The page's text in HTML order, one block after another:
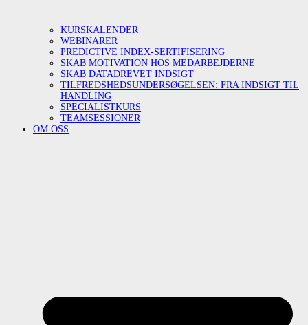
KURSKALENDER
WEBINARER
PREDICTIVE INDEX-SERTIFISERING
SKAB MOTIVATION HOS MEDARBEJDERNE
SKAB DATADREVET INDSIGT
TILFREDSHEDSUNDERSØGELSEN: FRA INDSIGT TIL
HANDLING
SPECIALISTKURS
TEAMSESSIONER
OM OSS